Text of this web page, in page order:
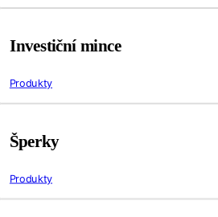
Investiční mince
Produkty
Šperky
Produkty